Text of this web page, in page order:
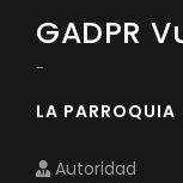
GADPR
-
LA PARROQUIA
Autoridad